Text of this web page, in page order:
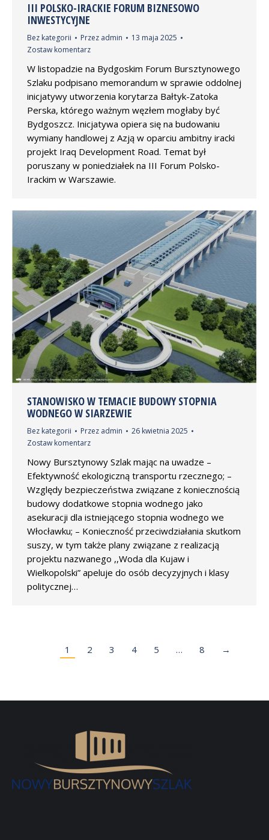
III POLSKO-IRACKIE FORUM BIZNESOWO
INWESTYCYJNE
Bez kategorii Przez admin
13 maja 2025
Zostaw komentarz
W listopadzie na Bydgoskim Forum Bursztynowego
Szlaku podpisano memorandum w sprawie oddolnej
inicjatywy utworzenia korytarza Bałtyk-Zatoka
Perska, którego ważnym węzłem mogłaby być
Bydgoszcz. Inicjatywa opiera się na budowaniu
wymiany handlowej z Azją w oparciu ambitny iracki
projekt Iraq Development Road. Temat był
poruszany w poniedziałek na III Forum Polsko-
Irackim w Warszawie.
STANOWISKO W TEMACIE BUDOWY STOPNIA
WODNEGO W SIARZEWIE
Bez kategorii Przez admin
26 kwietnia 2025
Zostaw komentarz
Nowy Bursztynowy Szlak mając na uwadze –
Efektywność ekologiczną transportu rzecznego; –
Względy bezpieczeństwa związane z koniecznością
budowy dodatkowe stopnia wodnego jako
asekuracji dla istniejącego stopnia wodnego we
Włocławku; – Konieczność przeciwdziałania skutkom
suszy, w tym także plany związane z realizacją
projektu nazwanego ,,Woda dla Kujaw i
Wielkopolski” apeluje do osób decyzyjnych i klasy
politycznej…
1 2 3 4 5 … 8 →